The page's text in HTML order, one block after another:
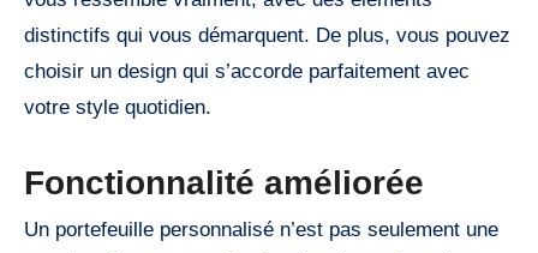
distinctifs qui vous démarquent. De plus, vous pouvez
choisir un design qui s’accorde parfaitement avec
votre style quotidien.
Fonctionnalité améliorée
Un portefeuille personnalisé n’est pas seulement une